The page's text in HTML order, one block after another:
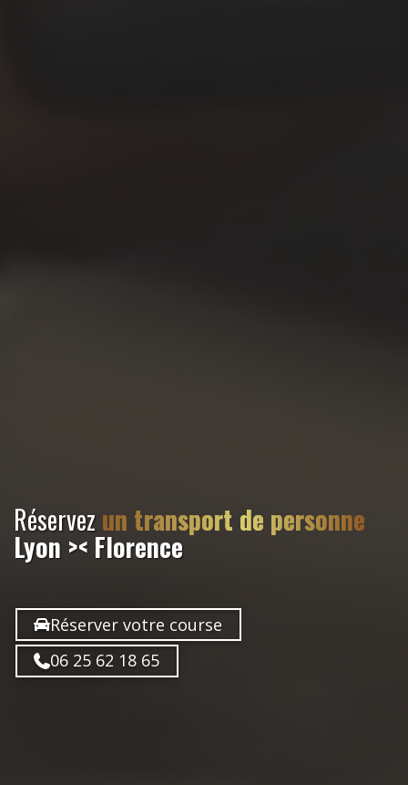
Réservezun transport de personne
Lyon >< Florence
Réserver votre course
06 25 62 18 65